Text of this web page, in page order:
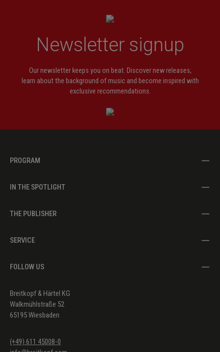
Newsletter signup
Our newsletter keeps you on beat. Discover new releases,
learn about the background of music and become inspired with
exclusive recommendations.
PROGRAM
IN THE SPOTLIGHT
THE PUBLISHER
SERVICE
FOLLOW US
Breitkopf & Härtel KG
Walkmühlstraße 52
65195 Wiesbaden
(+49) 611 45008-0